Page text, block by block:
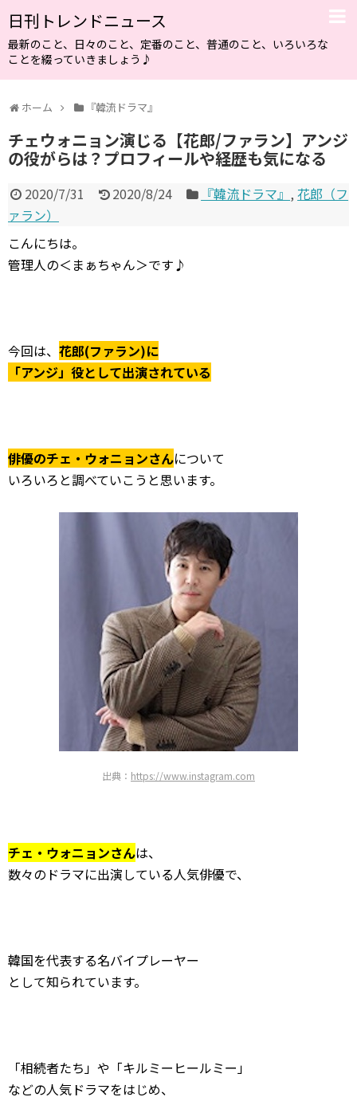
日刊トレンドニュース
最新のこと、日々のこと、定番のこと、普通のこと、いろいろな
ことを綴っていきましょう♪
ホーム 『韓流ドラマ』
チェウォニョン演じる【花郎/ファラン】アンジ
の役がらは？プロフィールや経歴も気になる
2020/7/31 2020/8/24 『韓流ドラマ』 ,花郎（フ
ァラン）
こんにちは。
管理人の＜まぁちゃん＞です♪
今回は、 花郎(ファラン)に
「アンジ」役として出演されている
俳優のチェ・ウォニョンさんについて
いろいろと調べていこうと思います。
出典： https://www.instagram.com
チェ・ウォニョンさんは、
数々のドラマに出演している人気俳優で、
韓国を代表する名バイプレーヤー
として知られています。
「相続者たち」や「キルミーヒールミー」
などの人気ドラマをはじめ、